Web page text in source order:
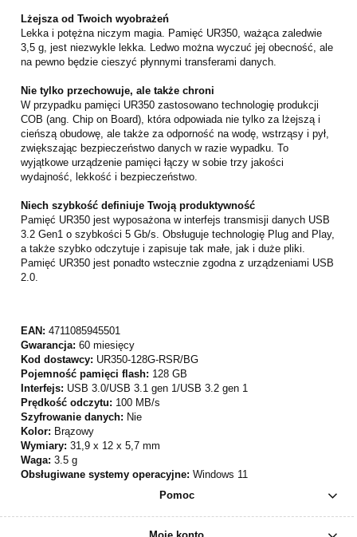
Lżejsza od Twoich wyobrażeń
Lekka i potężna niczym magia. Pamięć UR350, ważąca zaledwie
3,5 g, jest niezwykle lekka. Ledwo można wyczuć jej obecność, ale
na pewno będzie cieszyć płynnymi transferami danych.
Nie tylko przechowuje, ale także chroni
W przypadku pamięci UR350 zastosowano technologię produkcji
COB (ang. Chip on Board), która odpowiada nie tylko za lżejszą i
cieńszą obudowę, ale także za odporność na wodę, wstrząsy i pył,
zwiększając bezpieczeństwo danych w razie wypadku. To
wyjątkowe urządzenie pamięci łączy w sobie trzy jakości
wydajność, lekkość i bezpieczeństwo.
Niech szybkość definiuje Twoją produktywność
Pamięć UR350 jest wyposażona w interfejs transmisji danych USB
3.2 Gen1 o szybkości 5 Gb/s. Obsługuje technologię Plug and Play,
a także szybko odczytuje i zapisuje tak małe, jak i duże pliki.
Pamięć UR350 jest ponadto wstecznie zgodna z urządzeniami USB
2.0.
EAN: 4711085945501
Gwarancja: 60 miesięcy
Kod dostawcy: UR350-128G-RSR/BG
Pojemność pamięci flash: 128 GB
Interfejs: USB 3.0/USB 3.1 gen 1/USB 3.2 gen 1
Prędkość odczytu: 100 MB/s
Szyfrowanie danych: Nie
Kolor: Brązowy
Wymiary: 31,9 x 12 x 5,7 mm
Waga: 3.5 g
Obsługiwane systemy operacyjne: Windows 11
Pomoc